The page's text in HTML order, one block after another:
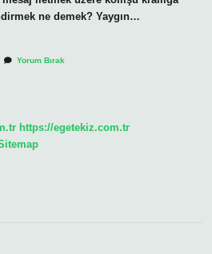
ne demek? Yaygın…
Yorum Bırak
https://egetekiz.com.tr